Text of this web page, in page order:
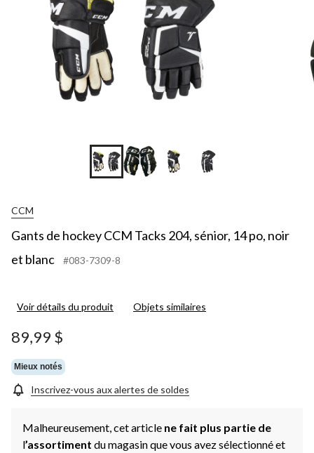
CCM
Gants de hockey CCM Tacks 204, sénior, 14 po, noir
et blanc
#083-7309-8
Voir détails du produit Objets similaires
89,99 $
Mieux notés
Inscrivez-vous aux alertes de soldes
Malheureusement, cet article ne fait plus partie de
l’assortiment du magasin que vous avez sélectionné et